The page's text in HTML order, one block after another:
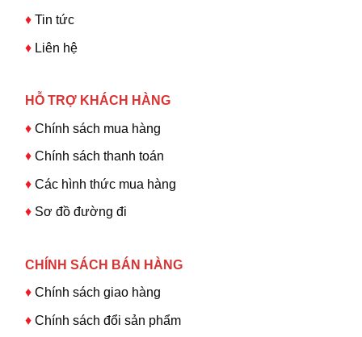
♦ Tin tức
♦ Liên hệ
HỖ TRỢ KHÁCH HÀNG
♦Chính sách mua hàng
♦ Chính sách thanh toán
♦ Các hình thức mua hàng
♦ Sơ đồ đường đi
CHÍNH SÁCH BÁN HÀNG
♦ Chính sách giao hàng
♦ Chính sách đổi sản phẩm